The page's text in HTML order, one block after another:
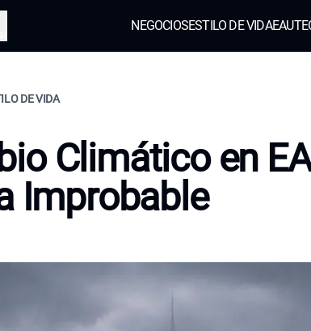
NEGOCIOSESTILO DE VIDAEAU
DE VIDA
Climático en
Improbable